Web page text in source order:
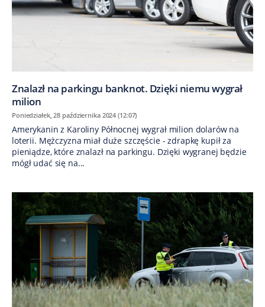
Znalazł na parkingu banknot. Dzięki niemu wygrał
milion
Poniedziałek, 28 października 2024 (12:07)
Amerykanin z Karoliny Północnej wygrał milion dolarów na
loterii. Mężczyzna miał duże szczęście - zdrapkę kupił za
pieniądze, które znalazł na parkingu. Dzięki wygranej będzie
mógł udać się na...